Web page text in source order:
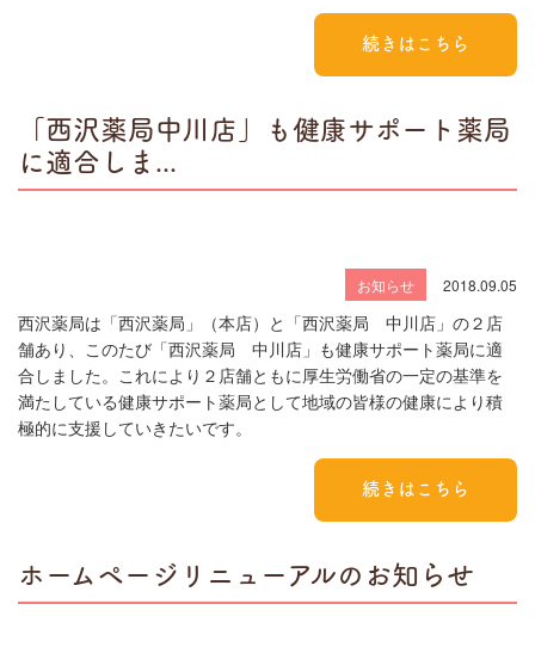
続きはこちら
「西沢薬局中川店」も健康サポート薬局
に適合しま...
お知らせ 2018.09.05
西沢薬局は「西沢薬局」（本店）と「西沢薬局 中川店」の２店
舗あり、このたび「西沢薬局 中川店」も健康サポート薬局に適
合しました。これにより２店舗ともに厚生労働省の一定の基準を
満たしている健康サポート薬局として地域の皆様の健康により積
極的に支援していきたいです。
続きはこちら
ホームページリニューアルのお知らせ